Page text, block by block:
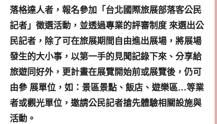
落格達人者，報名參加「台北國際旅展部落客公民
記者」徵選活動，並透過專業的評審制度 來選出公
民記者，除了可在旅展期間自由進出展場，將展場
發生的大小事，以第一手的見聞記錄下來、分享給
旅遊同好外，更計畫在展覽開始前或展覽後，仍可
由參 展單位，如：景區景點、飯店、遊樂區…等業
者或觀光單位，邀請公民記者搶先體驗相關設施與
活動。